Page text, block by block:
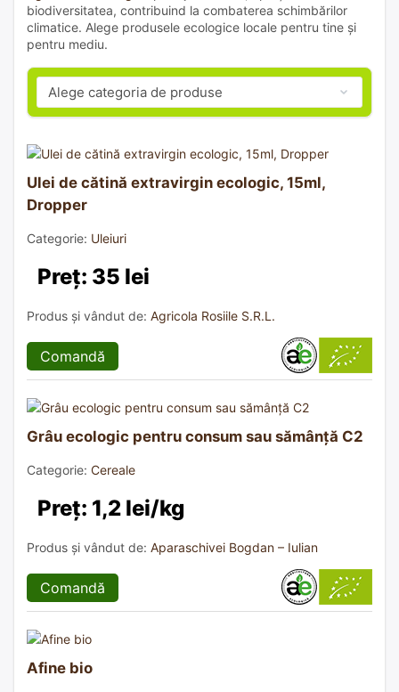
biodiversitatea, contribuind la combaterea schimbărilor
climatice. Alege produsele ecologice locale pentru tine și
pentru mediu.
Ulei de cătină extravirgin ecologic, 15ml,
Dropper
Categorie: Uleiuri
Preț: 35 lei
Produs și vândut de: Agricola Rosiile S.R.L.
Comandă
Grâu ecologic pentru consum sau sămânță C2
Categorie: Cereale
Preț: 1,2 lei/kg
Produs și vândut de: Aparaschivei Bogdan – Iulian
Comandă
Afine bio